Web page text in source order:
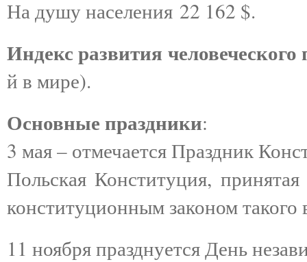
На душу населения 22 162 $.
Индекс развития человеческого
й в мире).
Основные праздники:
3 мая – отмечается Праздник
Польская Конституция,
конституционным законом
11 ноября празднуется День